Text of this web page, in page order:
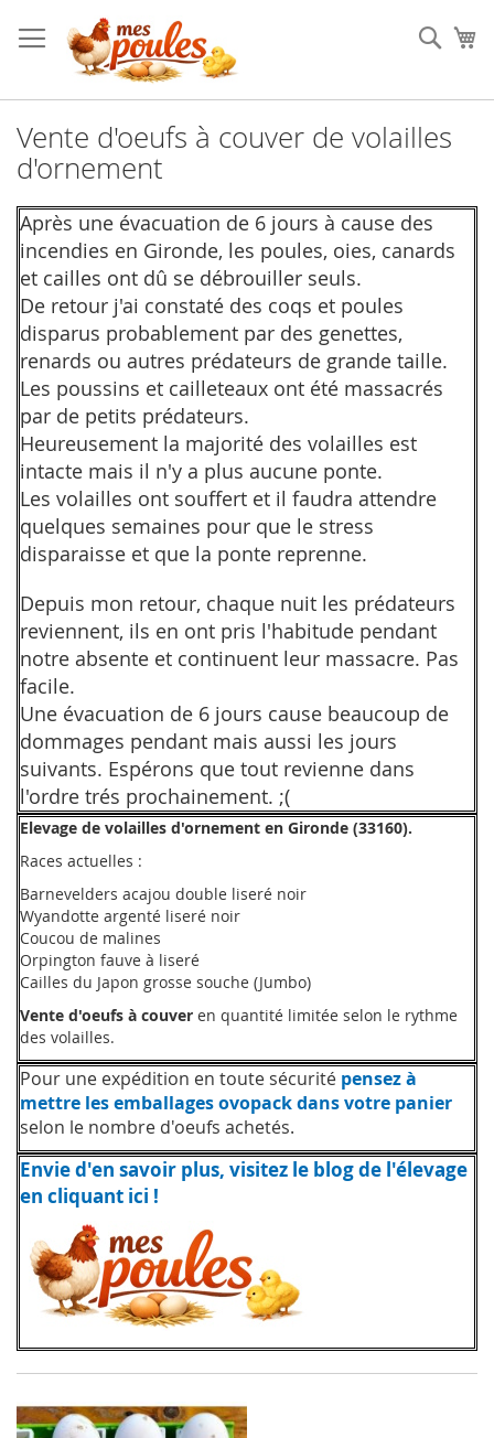
au
contenu
Vente d'oeufs à couver de volailles
d'ornement
Après une évacuation de 6 jours à cause des
incendies en Gironde, les poules, oies, canards
et cailles ont dû se débrouiller seuls.
De retour j'ai constaté des coqs et poules
disparus probablement par des genettes,
renards ou autres prédateurs de grande taille.
Les poussins et cailleteaux ont été massacrés
par de petits prédateurs.
Heureusement la majorité des volailles est
intacte mais il n'y a plus aucune ponte.
Les volailles ont souffert et il faudra attendre
quelques semaines pour que le stress
disparaisse et que la ponte reprenne.
Depuis mon retour, chaque nuit les prédateurs
reviennent, ils en ont pris l'habitude pendant
notre absente et continuent leur massacre. Pas
facile.
Une évacuation de 6 jours cause beaucoup de
dommages pendant mais aussi les jours
suivants. Espérons que tout revienne dans
l'ordre trés prochainement. ;(
Elevage de volailles d'ornement en Gironde (33160).
Races actuelles :
Barnevelders acajou double liseré noir
Wyandotte argenté liseré noir
Coucou de malines
Orpington fauve à liseré
Cailles du Japon grosse souche (Jumbo)
Vente d'oeufs à couver en quantité limitée selon le rythme
des volailles.
Pour une expédition en toute sécurité pensez à
mettre les emballages ovopack dans votre panier
selon le nombre d'oeufs achetés.
Envie d'en savoir plus, visitez le blog de l'élevage
en cliquant ici !